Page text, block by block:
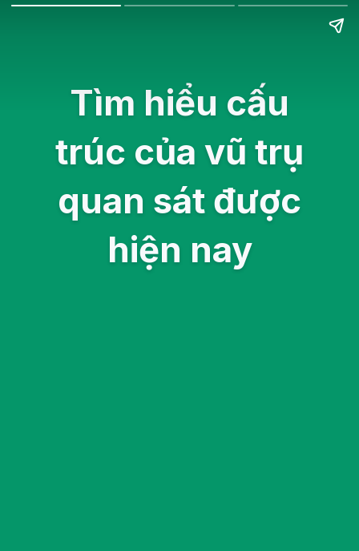
Tìm hiểu cấu
trúc của vũ trụ
quan sát được
hiện nay